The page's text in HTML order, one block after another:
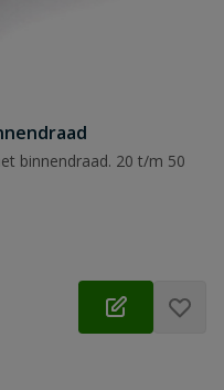
binnendraad. 20 t/m 50